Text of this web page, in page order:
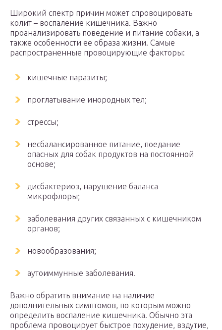
Широкий спектр причин может спровоцировать
колит – воспаление кишечника. Важно
проанализировать поведение и питание собаки, а
также особенности ее образа жизни. Самые
распространенные провоцирующие факторы:
кишечные паразиты;
проглатывание инородных тел;
стрессы;
несбалансированное питание, поедание
опасных для собак продуктов на постоянной
основе;
дисбактериоз, нарушение баланса
микрофлоры;
заболевания других связанных с кишечником
органов;
новообразования;
аутоиммунные заболевания.
Важно обратить внимание на наличие
дополнительных симптомов, по которым можно
определить воспаление кишечника. Обычно эта
проблема провоцирует быстрое похудение, вздутие,